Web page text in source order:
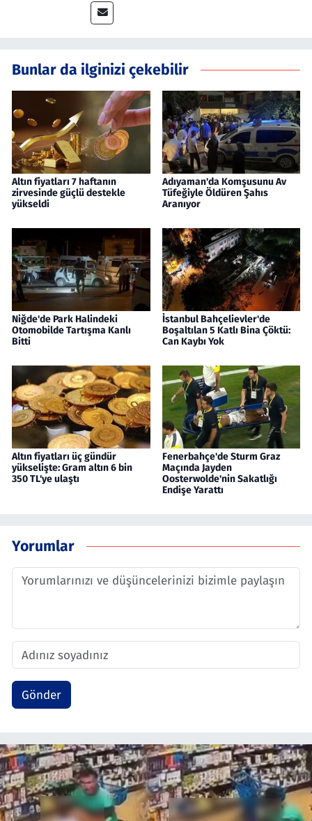
Bunlar da ilginizi çekebilir
Altın fiyatları 7 haftanın
zirvesinde güçlü destekle
yükseldi
Adıyaman'da Komşusunu Av
Tüfeğiyle Öldüren Şahıs
Aranıyor
Niğde'de Park Halindeki
Otomobilde Tartışma Kanlı
Bitti
İstanbul Bahçelievler'de
Boşaltılan 5 Katlı Bina Çöktü:
Can Kaybı Yok
Altın fiyatları üç gündür
yükselişte: Gram altın 6 bin
350 TL'ye ulaştı
Fenerbahçe'de Sturm Graz
Maçında Jayden
Oosterwolde'nin Sakatlığı
Endişe Yarattı
Yorumlar
Gönder